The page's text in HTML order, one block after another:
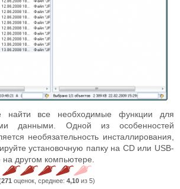
все необходимые функции для
данными. Одной из особенностей
необязательность инсталлирования,
установочную папку на CD или USB-
другом компьютере.
271 оценок, среднее: 4,10 из 5)